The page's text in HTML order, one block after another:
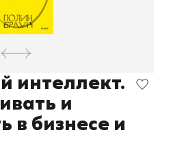
интеллект.
и
в бизнесе и